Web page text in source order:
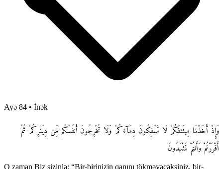
Ayə 84 • İnək
وَإِذْ أَخَذْنَا مِيثَـٰقَكُمْ لَا تَسْفِكُونَ دِمَآءَكُمْ وَلَا تُخْرِجُونَ أَنفُسَكُم مِّن دِيَـٰرِكُمْ ثُمَّ
أَقْرَرْتُمْ وَأَنتُمْ تَشْهَدُونَ
O zaman Biz sizinlə: “Bir-birinizin qanını tökməyəcəksiniz, bir-